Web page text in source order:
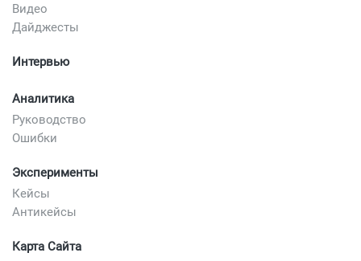
Видео
Дайджесты
Интервью
Аналитика
Руководство
Ошибки
Эксперименты
Кейсы
Антикейсы
Карта Сайта